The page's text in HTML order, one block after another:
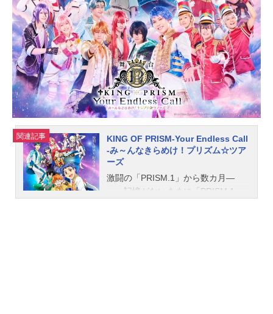
諫／仮面ライダーバルカン：岡田龍
太郎イズ／アズ：鶴嶋乃愛刃唯阿／
仮面ライダーバルキリー：井桁弘恵
迅／仮面ライダー迅：中川大輔滅／
仮面ライダー滅：砂川脩弥福添准：
児嶋一哉（アンジャッシュ）シェス
タ：成田愛純山下三造：佐伯新暗殺
ヒューマギア／ドードーマギア：松
村龍之介天津垓／仮面ライダーサウ
ザー：桜木那智雷／仮面ライダー
雷：山口大地亡／仮面ライダー亡：
中山咲月飛電其雄：山本耕史飛電是
之助：西岡德馬ザット：日髙のり子
アーク：速水奨ナレーション：山寺
関連記事
KING OF PRISM-Your Endless Call
-み～んなきらめけ！プリズム☆ツア
ーズ
激闘の「PRISM.1」から数カ月―
―。記憶がないままに「PRISM.1」